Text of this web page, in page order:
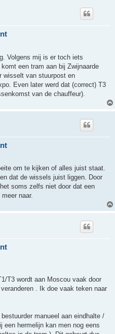
Volgens mij is er toch iets
een tram aan bij Zwijnaarde
wisselt van stuurpost en
Even later werd dat (correct) T3
van de chauffeur).
om te kijken of alles juist staat.
dat de wissels juist liggen. Door
soms zelfs niet door dat een
naar.
T3 wordt aan Moscou vaak door
. Ik doe vaak teken naar
manueel aan eindhalte /
hermelijn kan men nog eens